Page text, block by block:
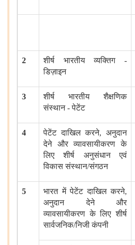
2 शीर्ष भारतीय व्यक्तिग-
डिज़ाइन
3
शीर्ष भारतीय शैक्षणिक
संस्थान-पेटेंट
4 पेटेंट दाखिल करने,अनुदान
देने और व्यावसायीकरण के
लिए शीर्ष अनुसंधान एवं
विकास संस्थान/संगठन
5 भारत में पेटेंट दाखिल करने,
अनुदान देने और
व्यावसायीकरण के लिए शीर्ष
सार्वजनिक/निजी कंपनी